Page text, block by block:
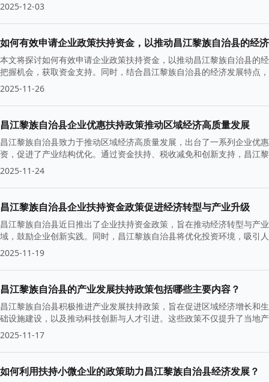
2025-12-03
如何有效申请企业政策扶持资金，以推动昌江黎族自治县的经
本文将探讨如何有效申请企业政策扶持资金，以推动昌江黎族自治县的
把握机会，获取资金支持。同时，结合昌江黎族自治县的经济发展特点
2025-11-26
昌江黎族自治县企业优惠扶持政策推动区域经济高质量发展
昌江黎族自治县致力于推动区域经济高质量发展，出台了一系列企业优
资，促进了产业结构优化。通过资金扶持、税收减免和创新支持，昌江
了新动力。
2025-11-24
昌江黎族自治县企业扶持资金政策促进经济转型与产业升级
昌江黎族自治县近日推出了企业扶持资金政策，旨在推动经济转型与产
域，鼓励企业创新实践。同时，昌江黎族自治县将优化投资环境，吸引
2025-11-19
昌江黎族自治县的产业发展扶持政策包括哪些主要内容？
昌江黎族自治县积极推进产业发展扶持政策，旨在促进区域经济增长和
础设施建设，以及推动科技创新与人才引进。这些政策不仅提升了当地
标。
2025-11-17
如何利用扶持小微企业的政策助力昌江黎族自治县经济发展？